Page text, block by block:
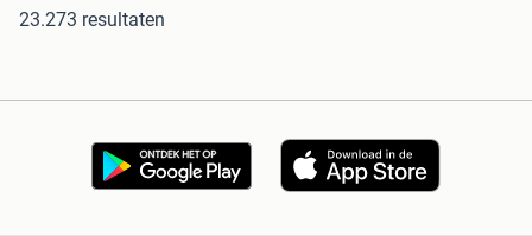
23.273 resultaten